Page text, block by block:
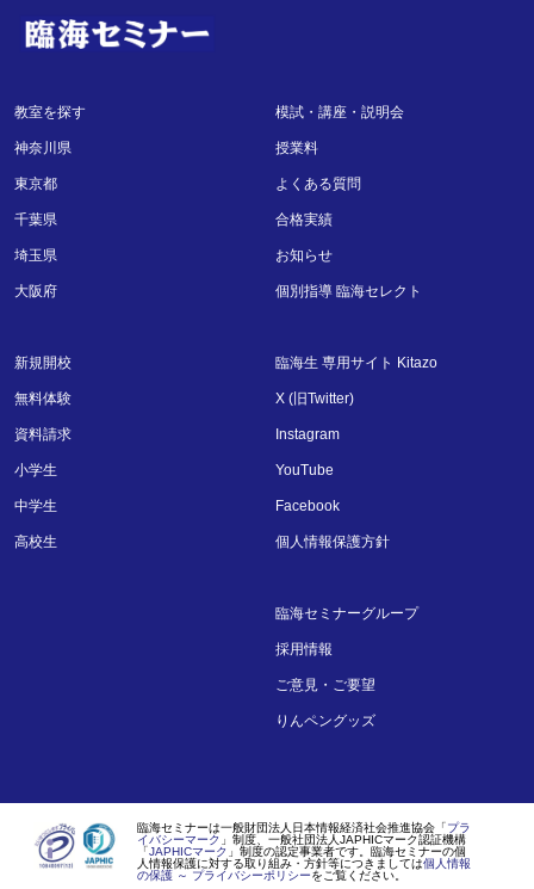
教室を探す
神奈川県
東京都
千葉県
埼玉県
大阪府
新規開校
無料体験
資料請求
小学生
中学生
高校生
模試・講座・説明会
授業料
よくある質問
合格実績
お知らせ
個別指導 臨海セレクト
臨海生 専用サイト Kitazo
X (旧Twitter)
Instagram
YouTube
Facebook
個人情報保護方針
臨海セミナーグループ
採用情報
ご意見・ご要望
りんペングッズ
臨海セミナーは一般財団法人日本情報経済社会推進協会「プラ
イバシーマーク 」制度、一般社団法人JAPHICマーク認証機構
「JAPHICマーク 」制度の認定事業者です。臨海セミナーの個
人情報保護に対する取り組み・方針等につきましては個人情報
の保護 ～ プライバシーポリシーをご覧ください。